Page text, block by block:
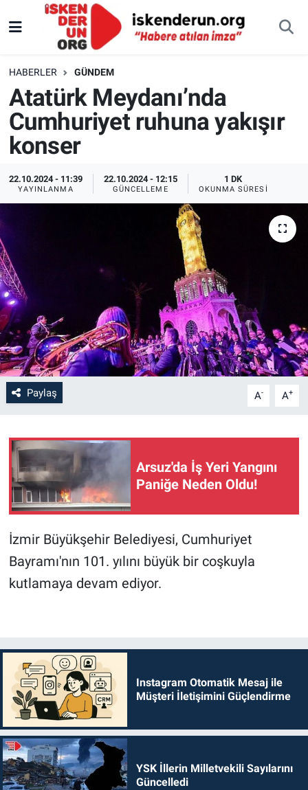
HABERLER GÜNDEM
Atatürk Meydanı’nda
Cumhuriyet ruhuna yakışır
konser
22.10.2024 - 11:39
YAYINLANMA
22.10.2024 - 12:15
GÜNCELLEME
1 DK
OKUNMA SÜRESI
Paylaş A- A+
Arsuz'da İş Yeri Yangını
Paniğe Neden Oldu!
İzmir Büyükşehir Belediyesi, Cumhuriyet
Bayramı'nın 101. yılını büyük bir coşkuyla
kutlamaya devam ediyor.
Instagram Otomatik Mesaj ile
Müşteri İletişimini Güçlendirme
YSK İllerin Milletvekili Sayılarını
Güncelledi